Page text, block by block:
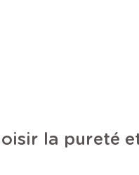
la pureté